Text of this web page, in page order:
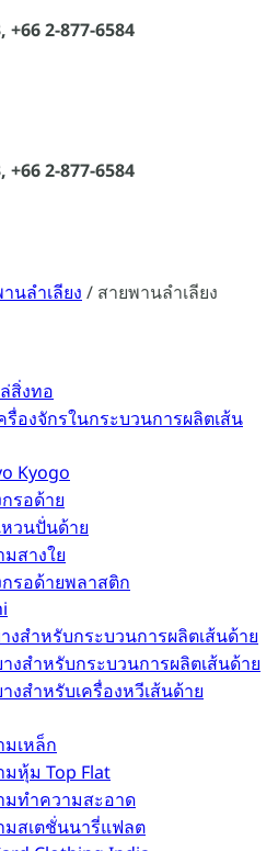
+66 2-877-6584
+66 2-877-6584
นลำเลียง/ สายพานลำเลียง
สิ่งทอ
องจักรในกระบวนการผลิตเส้น
Kyogo
รอด้าย
วนปั่นด้าย
สางใย
รอด้ายพลาสติก
งสำหรับกระบวนการผลิตเส้นด้าย
งสำหรับกระบวนการผลิตเส้นด้าย
งสำหรับเครื่องหวีเส้นด้าย
เหล็ก
หุ้ม Top Flat
ทำความสะอาด
สเตชั่นนารี่แฟลต